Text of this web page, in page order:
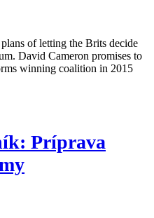
of letting the Brits decide
David Cameron promises to
winning coalition in 2015
Príprava